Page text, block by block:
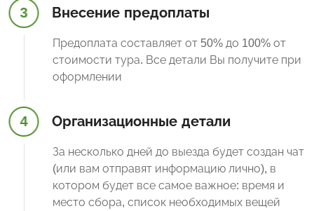
3 Внесение предоплаты
Предоплата составляет от 50% до 100% от
стоимости тура. Все детали Вы получите при
оформлении
4 Организационные детали
За несколько дней до выезда будет создан чат
(или вам отправят информацию лично), в
котором будет все самое важное: время и
место сбора, список необходимых вещей